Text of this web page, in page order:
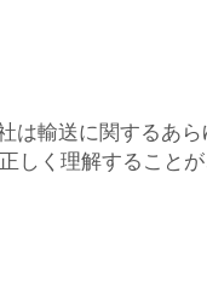
は輸送に関するあ
しく理解すること